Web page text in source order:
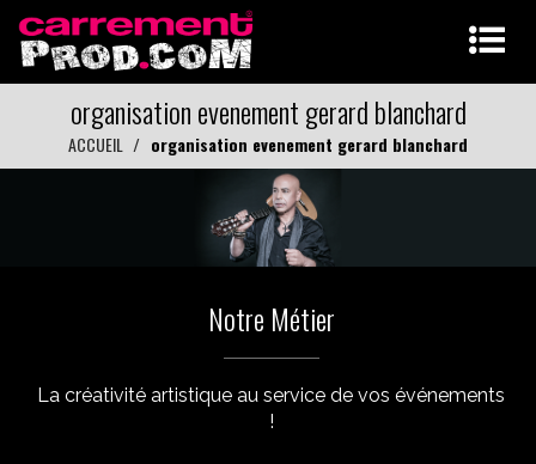
organisation evenement gerard blanchard
ACCUEIL organisation evenement gerard blanchard
Notre Métier
La créativité artistique au service de vos événements
!